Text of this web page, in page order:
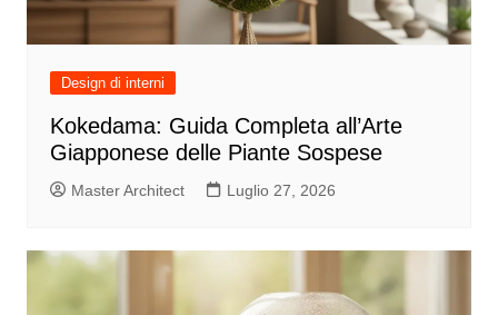
Design di interni
Kokedama: Guida Completa all’Arte
Giapponese delle Piante Sospese
Master Architect Luglio 27, 2026